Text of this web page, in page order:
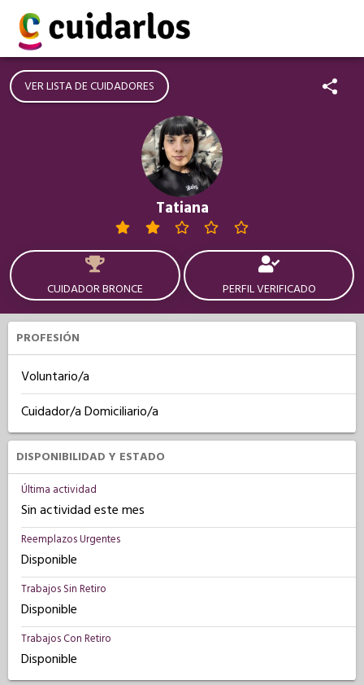
VER LISTA DE CUIDADORES
Tatiana
CUIDADOR BRONCE PERFIL VERIFICADO
PROFESIÓN
Voluntario/a
Cuidador/a Domiciliario/a
DISPONIBILIDAD Y ESTADO
Última actividad
Sin actividad este mes
Reemplazos Urgentes
Disponible
Trabajos Sin Retiro
Disponible
Trabajos Con Retiro
Disponible